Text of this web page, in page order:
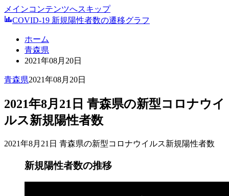
メインコンテンツへスキップ
COVID-19 新規陽性者数の遷移グラフ
ホーム
青森県
2021年08月20日
青森県2021年08月20日
2021年8月21日 青森県の新型コロナウイ
ルス新規陽性者数
2021年8月21日 青森県の新型コロナウイルス新規陽性者数
新規陽性者数の推移